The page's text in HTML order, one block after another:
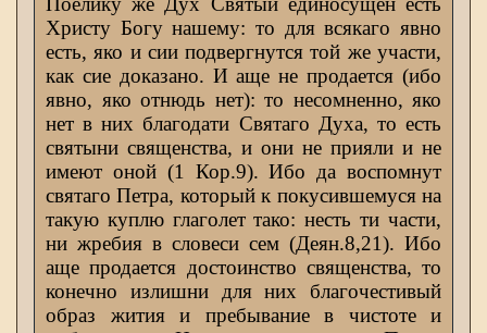
Христу Богу нашему: то для всякаго явно
есть, яко и сии подвергнутся той же участи,
как сие доказано. И аще не продается (ибо
явно, яко отнюдь нет): то несомненно, яко
нет в них благодати Святаго Духа, то есть
святыни священства, и они не прияли и не
имеют оной (1 Кор.9). Ибо да воспомнут
святаго Петра, который к покусившемуся на
такую куплю глаголет тако: несть ти части,
ни жребия в словеси сем (Деян.8,21). Ибо
аще продается достоинство священства, то
конечно излишни для них благочестивый
образ жития и пребывание в чистоте и